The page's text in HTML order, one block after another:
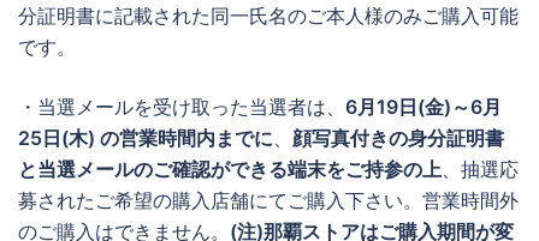
分証明書に記載された同一氏名のご本人様のみご購入可能
です。
・当選メールを受け取った当選者は、 6月19日(金)～6月
25日(木) の営業時間内までに、 顔写真付きの身分証明書
と当選メールのご確認ができる端末をご持参の上、抽選応
募されたご希望の購入店舗にてご購入下さい。営業時間外
のご購入はできません。 (注)那覇ストアはご購入期間が変